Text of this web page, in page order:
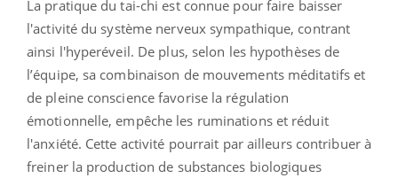
La pratique du tai-chi est connue pour faire baisser​​
l'activité du système nerveux sympathique, contrant
ainsi l'hyperéveil. De plus, selon les hypothèses de
l’équipe, sa combinaison de mouvements méditatifs et
de pleine conscience favorise la régulation
émotionnelle, empêche les ruminations et réduit
l'anxiété. Cette activité pourrait par ailleurs contribuer à
freiner la production de substances biologiques